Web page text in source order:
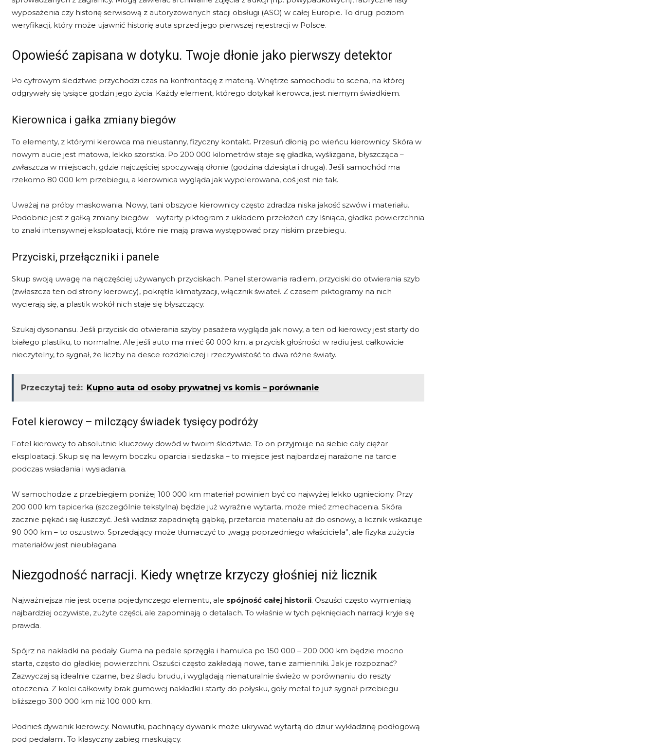
wyposażenia czy historię serwisową z autoryzowanych stacji obsługi (ASO) w całej Europie. To drugi poziom
weryfikacji, który może ujawnić historię auta sprzed jego pierwszej rejestracji w Polsce.
Opowieść zapisana w dotyku. Twoje dłonie jako pierwszy detektor
Po cyfrowym śledztwie przychodzi czas na konfrontację z materią. Wnętrze samochodu to scena, na której
odgrywały się tysiące godzin jego życia. Każdy element, którego dotykał kierowca, jest niemym świadkiem.
Kierownica i gałka zmiany biegów
To elementy, z którymi kierowca ma nieustanny, fizyczny kontakt. Przesuń dłonią po wieńcu kierownicy. Skóra w
nowym aucie jest matowa, lekko szorstka. Po 200 000 kilometrów staje się gładka, wyślizgana, błyszcząca –
zwłaszcza w miejscach, gdzie najczęściej spoczywają dłonie (godzina dziesiąta i druga). Jeśli samochód ma
rzekomo 80 000 km przebiegu, a kierownica wygląda jak wypolerowana, coś jest nie tak.
Uważaj na próby maskowania. Nowy, tani obszycie kierownicy często zdradza niska jakość szwów i materiału.
Podobnie jest z gałką zmiany biegów – wytarty piktogram z układem przełożeń czy lśniąca, gładka powierzchnia
to znaki intensywnej eksploatacji, które nie mają prawa występować przy niskim przebiegu.
Przyciski, przełączniki i panele
Skup swoją uwagę na najczęściej używanych przyciskach. Panel sterowania radiem, przyciski do otwierania szyb
(zwłaszcza ten od strony kierowcy), pokrętła klimatyzacji, włącznik świateł. Z czasem piktogramy na nich
wycierają się, a plastik wokół nich staje się błyszczący.
Szukaj dysonansu. Jeśli przycisk do otwierania szyby pasażera wygląda jak nowy, a ten od kierowcy jest starty do
białego plastiku, to normalne. Ale jeśli auto ma mieć 60 000 km, a przycisk głośności w radiu jest całkowicie
nieczytelny, to sygnał, że liczby na desce rozdzielczej i rzeczywistość to dwa różne światy.
Przeczytaj też: Kupno auta od osoby prywatnej vs komis – porównanie
Fotel kierowcy – milczący świadek tysięcy podróży
Fotel kierowcy to absolutnie kluczowy dowód w twoim śledztwie. To on przyjmuje na siebie cały ciężar
eksploatacji. Skup się na lewym boczku oparcia i siedziska – to miejsce jest najbardziej narażone na tarcie
podczas wsiadania i wysiadania.
W samochodzie z przebiegiem poniżej 100 000 km materiał powinien być co najwyżej lekko ugnieciony. Przy
200 000 km tapicerka (szczególnie tekstylna) będzie już wyraźnie wytarta, może mieć zmechacenia. Skóra
zacznie pękać i się łuszczyć. Jeśli widzisz zapadniętą gąbkę, przetarcia materiału aż do osnowy, a licznik wskazuje
90 000 km – to oszustwo. Sprzedający może tłumaczyć to „wagą poprzedniego właściciela”, ale fizyka zużycia
materiałów jest nieubłagana.
Niezgodność narracji. Kiedy wnętrze krzyczy głośniej niż licznik
Najważniejsza nie jest ocena pojedynczego elementu, ale spójność całej historii. Oszuści często wymieniają
najbardziej oczywiste, zużyte części, ale zapominają o detalach. To właśnie w tych pęknięciach narracji kryje się
prawda.
Spójrz na nakładki na pedały. Guma na pedale sprzęgła i hamulca po 150 000 – 200 000 km będzie mocno
starta, często do gładkiej powierzchni. Oszuści często zakładają nowe, tanie zamienniki. Jak je rozpoznać?
Zazwyczaj są idealnie czarne, bez śladu brudu, i wyglądają nienaturalnie świeżo w porównaniu do reszty
otoczenia. Z kolei całkowity brak gumowej nakładki i starty do połysku, goły metal to już sygnał przebiegu
bliższego 300 000 km niż 100 000 km.
Podnieś dywanik kierowcy. Nowiutki, pachnący dywanik może ukrywać wytartą do dziur wykładzinę podłogową
pod pedałami. To klasyczny zabieg maskujący.